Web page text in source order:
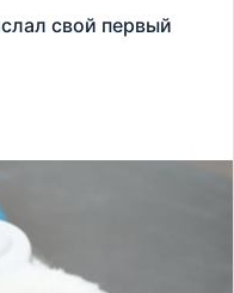
свой первый